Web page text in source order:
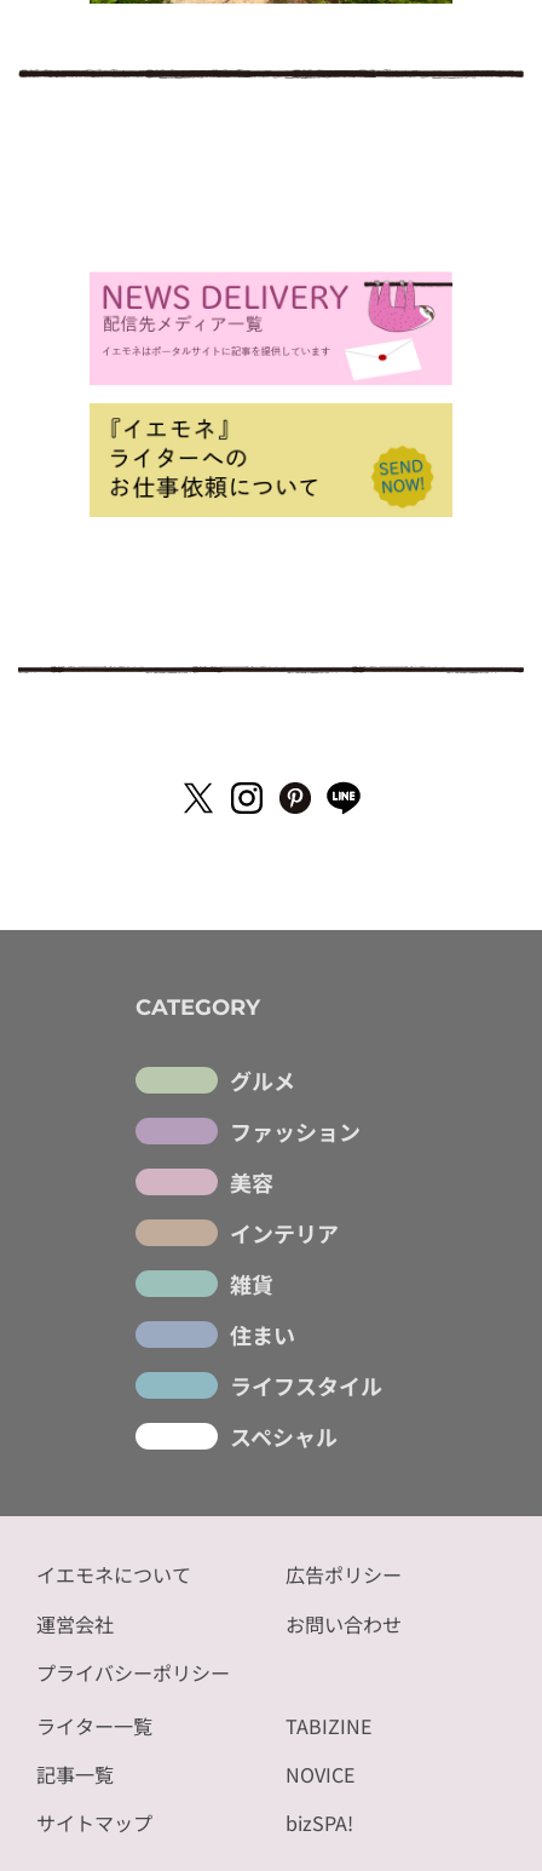
CATEGORY
グルメ
ファッション
美容
インテリア
雑貨
住まい
ライフスタイル
スペシャル
イエモネについて
運営会社
プライバシーポリシー
広告ポリシー
お問い合わせ
ライター一覧
記事一覧
サイトマップ
TABIZINE
NOVICE
bizSPA!